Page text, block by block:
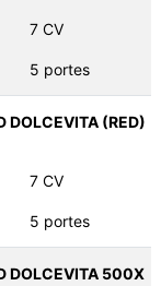
7 CV
5 portes
DOLCEVITA (RED)
7 CV
5 portes
DOLCEVITA 500X